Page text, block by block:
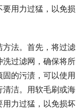
用力过猛，以免损
法。首先，将过滤
过滤网，确保将所
的污渍，可以使用
洁。用软毛刷或海
力过猛，以免损坏